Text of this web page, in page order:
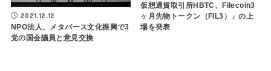
2021.12.12
NPO法人、メタバース文化振興で3
党の国会議員と意見交換
仮想通貨取引所HBTC、Filecoin3
ヶ月先物トークン（FIL3）」の上
場を発表